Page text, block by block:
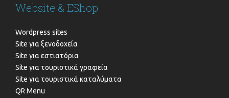
Website & EShop
Wordpress sites
Site για ξενοδοχεία
Site για εστιατόρια
Site για τουριστικά γραφεία
Site για τουριστικά καταλύματα
QR Menu